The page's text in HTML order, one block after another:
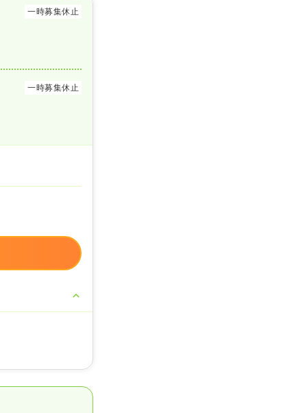
一時募集休止
一時募集休止